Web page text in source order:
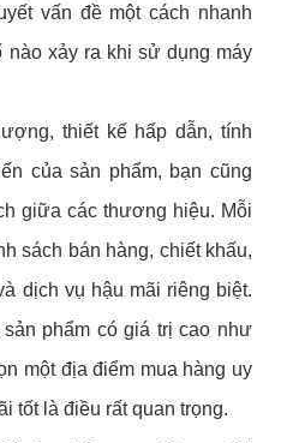
vấn đề một cách nhanh
xảy ra khi sử dụng máy
thiết kế hấp dẫn, tính
của sản phẩm, bạn cũng
giữa các thương hiệu. Mỗi
sách bán hàng, chiết khấu,
dịch vụ hậu mãi riêng biệt.
phẩm có giá trị cao như
một địa điểm mua hàng uy
tốt là điều rất quan trọng.